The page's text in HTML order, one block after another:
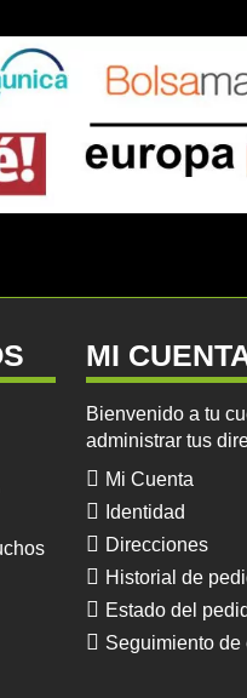
MI
Bienvenido a tu
administrar tus
Mi Cuenta
Identidad
Direcciones
Historial de
Estado del
Seguimiento de